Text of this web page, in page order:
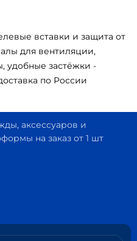
вставки и защита от
для вентиляции,
удобные застёжки -
по России
аксессуаров и
на заказ от 1 шт